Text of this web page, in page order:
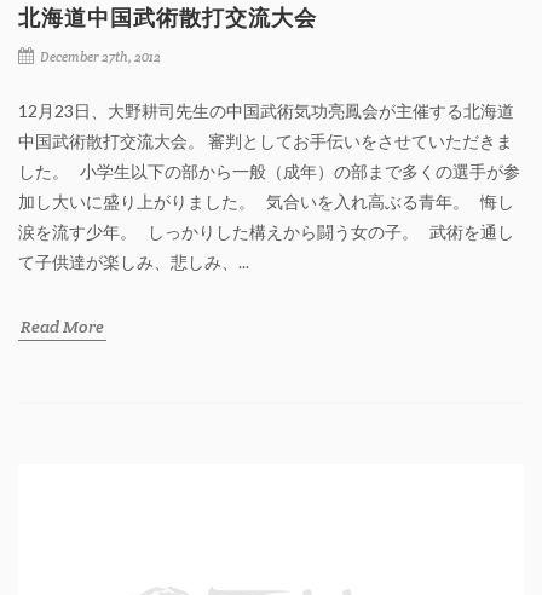
北海道中国武術散打交流大会
December 27th, 2012
12月23日、大野耕司先生の中国武術気功亮鳳会が主催する北海道
中国武術散打交流大会。 審判としてお手伝いをさせていただきま
した。 小学生以下の部から一般（成年）の部まで多くの選手が参
加し大いに盛り上がりました。 気合いを入れ高ぶる青年。 悔し
涙を流す少年。 しっかりした構えから闘う女の子。 武術を通し
て子供達が楽しみ、悲しみ、...
Read More